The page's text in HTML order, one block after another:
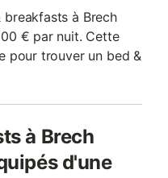
à Brech
€ par nuit. Cette
pour trouver un bed &
à Brech
d'une